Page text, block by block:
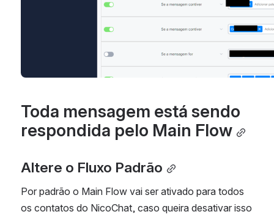
Toda mensagem está sendo
respondida pelo Main Flow
Altere o Fluxo Padrão
Por padrão o Main Flow vai ser ativado para todos
os contatos do NicoChat, caso queira desativar isso